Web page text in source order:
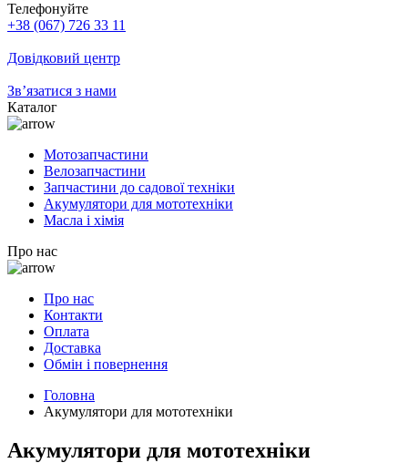
Телефонуйте
+38 (067) 726 33 11
Довідковий центр
Зв’язатися з нами
Каталог
Мотозапчастини
Велозапчастини
Запчастини до садової техніки
Акумулятори для мототехніки
Масла і хімія
Про нас
Про нас
Контакти
Оплата
Доставка
Обмін і повернення
Головна
Акумулятори для мототехніки
Акумулятори для мототехніки